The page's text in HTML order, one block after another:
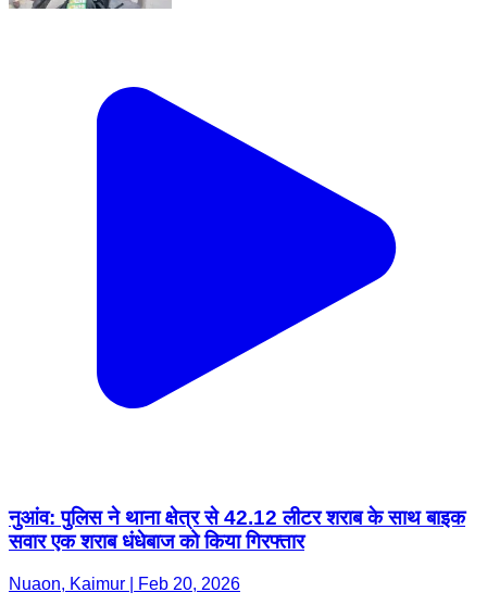
नुआंव: पुलिस ने थाना क्षेत्र से 42.12 लीटर शराब के साथ बाइक
सवार एक शराब धंधेबाज को किया गिरफ्तार
Nuaon, Kaimur | Feb 20, 2026